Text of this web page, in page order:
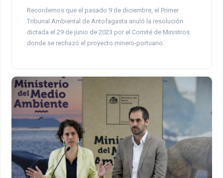
Recordemos que el pasado 9 de diciembre, el Primer
Tribunal Ambiental de Antofagasta anuló la resolución
dictada el 29 de junio de 2023 por el Comité de Ministros
donde se rechazó el proyecto minero-portuario.